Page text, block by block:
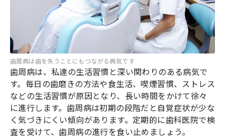
歯周病は歯を失うことにもつながる病気です
歯周病は、私達の生活習慣と深い関わりのある病気で
す。毎日の歯磨きの方法や食生活、喫煙習慣、ストレス
などの生活習慣が原因となり、長い時間をかけて徐々
に進行します。歯周病は初期の段階だと自覚症状が少な
く気づきにくい傾向があります。定期的に歯科医院で検
査を受けて、歯周病の進行を食い止めましょう。